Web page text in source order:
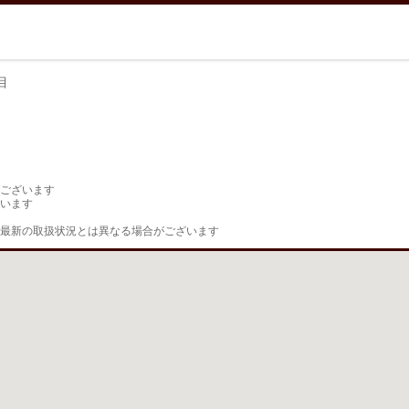
ざいます
ます
新の取扱状況とは異なる場合がございます